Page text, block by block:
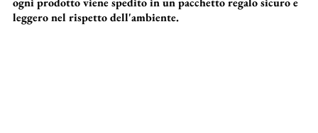
leggero nel rispetto dell'ambiente.